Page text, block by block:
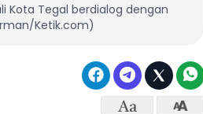
Kota Tegal berdialog dengan
Ketik.com)